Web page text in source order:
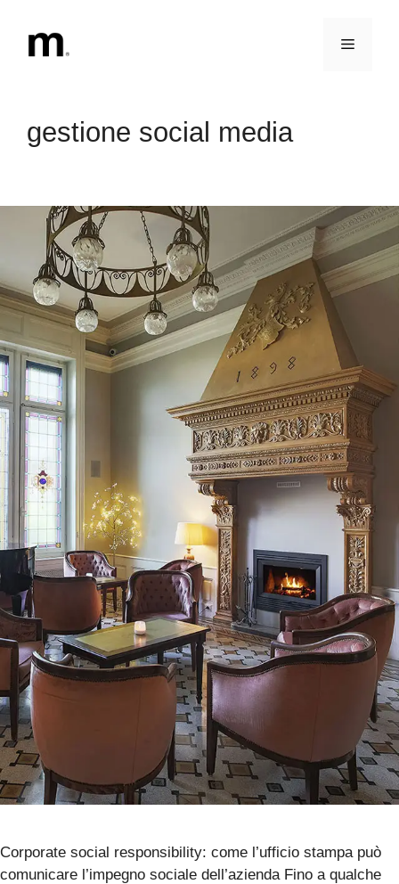
contenuto
Menu
gestione social media
Corporate social responsibility: come l’ufficio stampa può
comunicare l’impegno sociale dell’azienda Fino a qualche